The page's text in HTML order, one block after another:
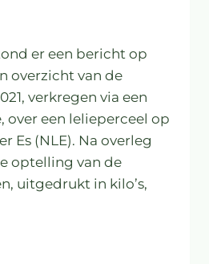
er een bericht op
overzicht van de
verkregen via een
over een lelieperceel op
Es (NLE). Na overleg
optelling van de
uitgedrukt in kilo’s,